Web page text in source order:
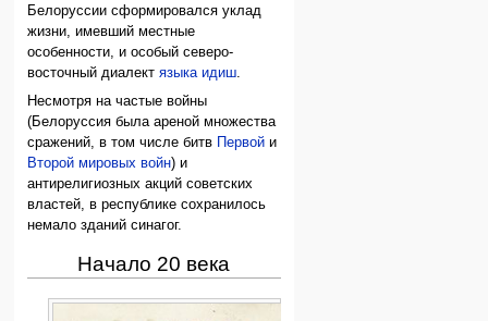
Белоруссии сформировался уклад
жизни, имевший местные
особенности, и особый северо-
восточный диалектязыка идиш.
Несмотря на частые войны
(Белоруссия была ареной множества
сражений, в том числе битв Первой и
Второй мировых войн) и
антирелигиозных акций советских
властей, в республике сохранилось
немало зданий синагог.
Начало 20 века